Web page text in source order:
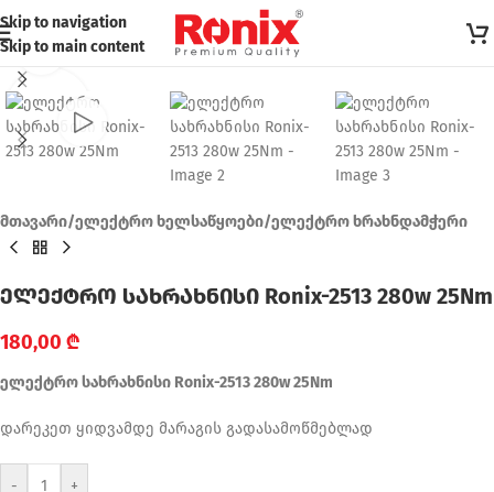
Skip to navigation
Skip to main content
Click to enlarge
მთავარი/ელექტრო ხელსაწყოები/ელექტრო ხრახნდამჭერი
ელექტრო სახრახნისი Ronix-2513 280w 25Nm
180,00 ₾
ელექტრო სახრახნისი Ronix-2513 280w 25Nm
დარეკეთ ყიდვამდე მარაგის გადასამოწმებლად
- +